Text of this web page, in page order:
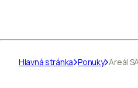
Hlavná stránka Ponuky Areál